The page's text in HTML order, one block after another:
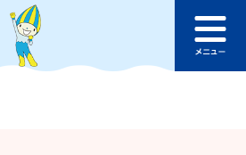
このページの本文へ
ュ